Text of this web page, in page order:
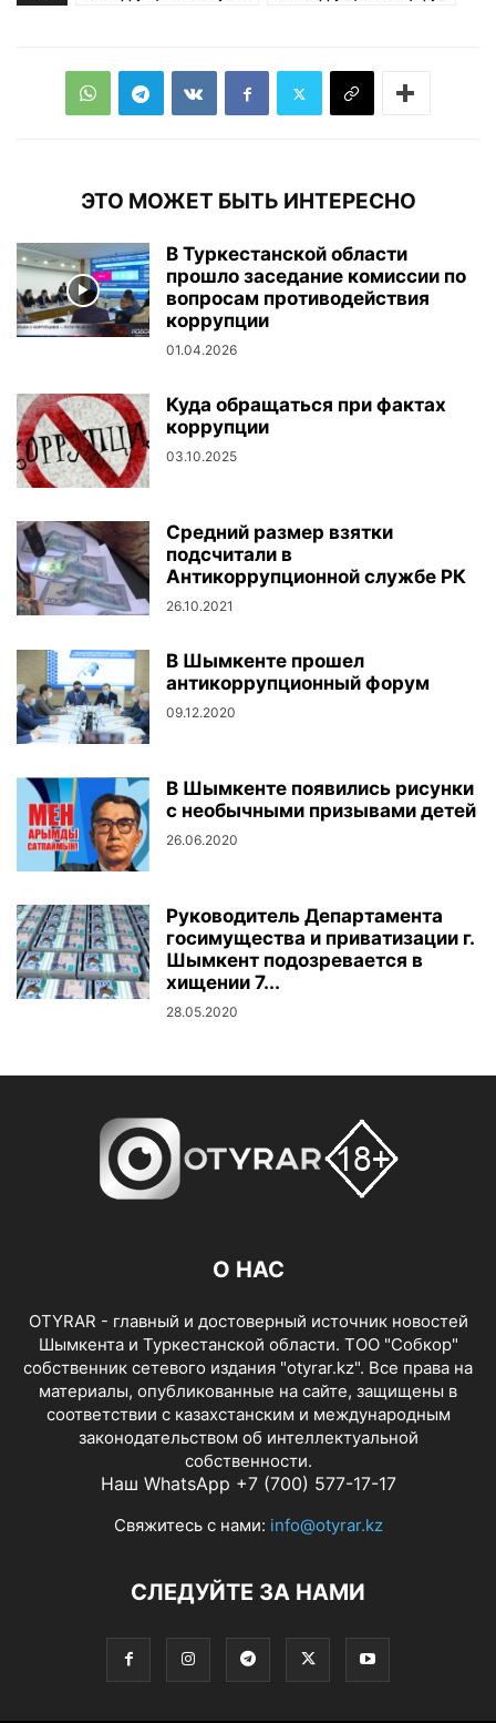
ЭТО МОЖЕТ БЫТЬ ИНТЕРЕСНО
В Туркестанской области
прошло заседание комиссии по
вопросам противодействия
коррупции
01.04.2026
Куда обращаться при фактах
коррупции
03.10.2025
Средний размер взятки
подсчитали в
Антикоррупционной службе РК
26.10.2021
В Шымкенте прошел
антикоррупционный форум
09.12.2020
В Шымкенте появились рисунки
с необычными призывами детей
26.06.2020
Руководитель Департамента
госимущества и приватизации г.
Шымкент подозревается в
хищении 7...
28.05.2020
О НАС
OTYRAR - главный и достоверный источник новостей
Шымкента и Туркестанской области. ТОО "Собкор"
собственник сетевого издания "otyrar.kz". Все права на
материалы, опубликованные на сайте, защищены в
соответствии с казахстанским и международным
законодательством об интеллектуальной
собственности.
Наш WhatsApp +7 (700) 577-17-17
Свяжитесь с нами: info@otyrar.kz
СЛЕДУЙТЕ ЗА НАМИ